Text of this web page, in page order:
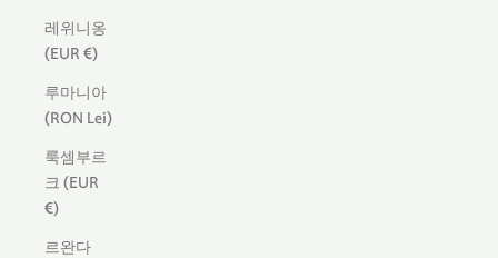
레위니옹
(EUR €)
루마니아
(RON Lei)
룩셈부르
크 (EUR
€)
르완다